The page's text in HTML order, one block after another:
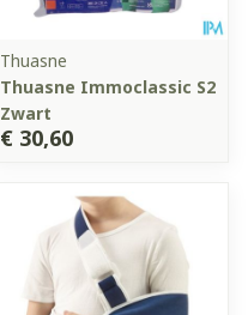
Thuasne
Thuasne Immoclassic S2
Zwart
€ 30,60